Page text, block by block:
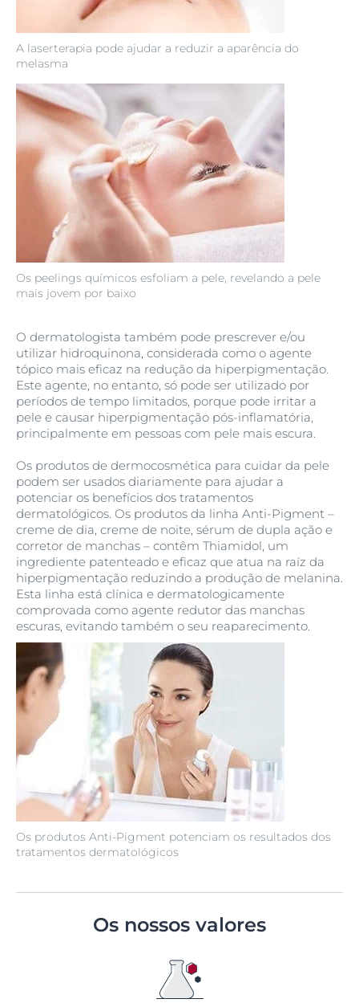
A laserterapia pode ajudar a reduzir a aparência do
melasma
Os peelings químicos esfoliam a pele, revelando a pele
mais jovem por baixo
O dermatologista também pode prescrever e/ou
utilizar hidroquinona, considerada como o agente
tópico mais eficaz na redução da hiperpigmentação.
Este agente, no entanto, só pode ser utilizado por
períodos de tempo limitados, porque pode irritar a
pele e causar hiperpigmentação pós-inflamatória,
principalmente em pessoas com pele mais escura.
Os produtos Anti-Pigment potenciam os resultados dos
tratamentos dermatológicos
Os produtos de dermocosmética para cuidar da pele
podem ser usados diariamente para ajudar a
potenciar os benefícios dos tratamentos
dermatológicos. Os produtos da linha Anti-Pigment –
creme de dia, creme de noite, sérum de dupla ação e
corretor de manchas – contêm Thiamidol, um
ingrediente patenteado e eficaz que atua na raíz da
hiperpigmentação reduzindo a produção de melanina.
Esta linha está clínica e dermatologicamente
comprovada como agente redutor das manchas
escuras, evitando também o seu reaparecimento.
Os nossos valores